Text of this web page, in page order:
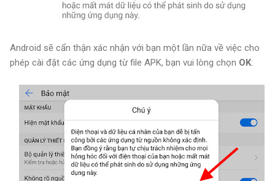
Android sẽ cẩn thận xác nhận với bạn một lần nữa về việc cho
phép cài đặt các ứng dụng từ file APK, bạn vui lòng chọn OK: